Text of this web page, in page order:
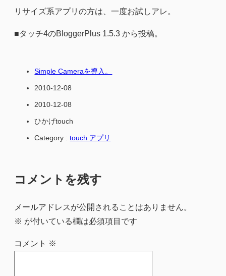
リサイズ系アプリの方は、一度お試しアレ。
■タッチ4のBloggerPlus 1.5.3 から投稿。
Simple Cameraを導入。
2010-12-08
2010-12-08
ひかげtouch
Category :touch アプリ
コメントを残す
メールアドレスが公開されることはありません。
※ が付いている欄は必須項目です
コメント ※